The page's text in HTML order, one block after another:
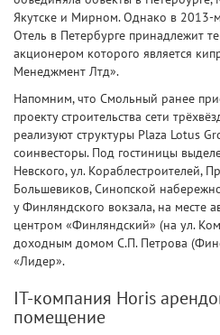
Якутске и Мирном. Однако в 2013-
Отель в Петербурге принадлежит
акционером которого является
Менеджмент Лтд».
Напомним, что Смольный ранее
проекту строительства сети
реализуют структуры Plaza Lotus
соинвесторы. Под гостиницы
Невского, ул. Кораблестроителей,
Большевиков, Синопской
у Финляндского вокзала, на месте
центром «Финляндский» (на ул.
доходным домом С.П. Петрова
«Лидер».
IT-компания Horis
помещение